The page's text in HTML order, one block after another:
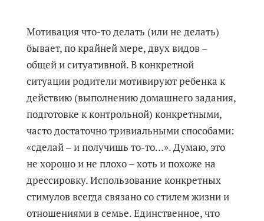
Мотивация что-то делать (или не делать)
бывает, по крайней мере, двух видов –
общей и ситуативной. В конкретной
ситуации родители мотивируют ребенка к
действию (выполнению домашнего задания,
подготовке к контрольной) конкретными,
часто достаточно тривиальными способами:
«сделай – и получишь то-то…». Думаю, это
не хорошо и не плохо – хоть и похоже на
дрессировку. Использование конкретных
стимулов всегда связано со стилем жизни и
отношениями в семье. Единственное, что